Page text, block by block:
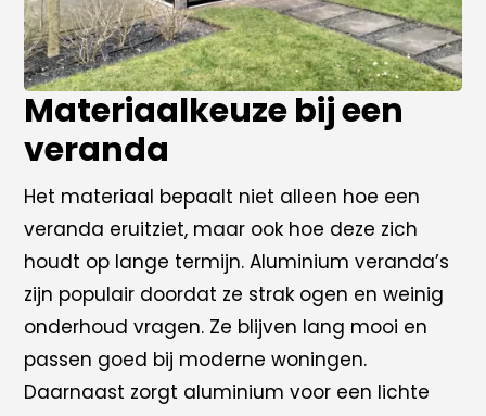
Materiaalkeuze bij een
veranda
Het materiaal bepaalt niet alleen hoe een
veranda eruitziet, maar ook hoe deze zich
houdt op lange termijn. Aluminium veranda’s
zijn populair doordat ze strak ogen en weinig
onderhoud vragen. Ze blijven lang mooi en
passen goed bij moderne woningen.
Daarnaast zorgt aluminium voor een lichte